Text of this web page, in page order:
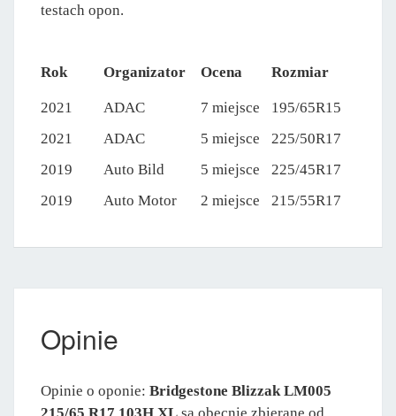
testach opon.
Rok Organizator Ocena Rozmiar
2021 ADAC 7 miejsce
195/65R15
2021
ADAC 5 miejsce
225/50R17
2019
Auto Bild 5 miejsce
225/45R17
2019
Auto Motor 2 miejsce 215/55R17
Opinie
Opinie o oponie: Bridgestone Blizzak LM005